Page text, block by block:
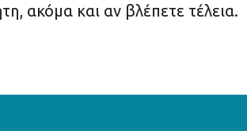
ακόμα και αν βλέπετε τέλεια.